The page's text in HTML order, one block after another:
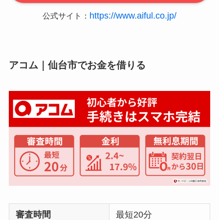
公式サイト： https://www.aiful.co.jp/
アコム｜仙台市でお金を借りる
審査時間 最短20分